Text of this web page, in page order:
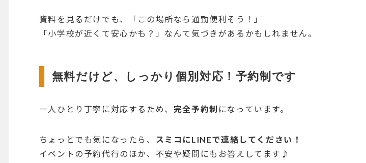
資料を見るだけでも、「この場所なら通勤便利そう！」
「小学校が近くて安心かも？」なんて気づきがあるかもしれません。
無料だけど、しっかり個別対応！予約制です
一人ひとり丁寧に対応するため、 完全予約制 になっています。
ちょっとでも気になったら、 スミコにLINEで連絡してください！
イベントの予約代行のほか、不安や疑問にもお答えしてます♪